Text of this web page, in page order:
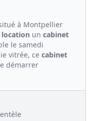
à Montpellier
location un cabinet
le samedi
vitrée, ce cabinet
démarrer